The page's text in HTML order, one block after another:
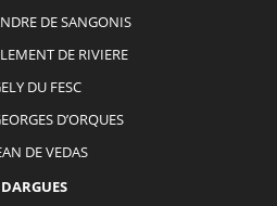
DE SANGONIS
DE RIVIERE
DU FESC
D’ORQUES
DE VEDAS